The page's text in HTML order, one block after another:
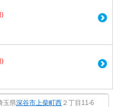
)
)
玉県深谷市 上柴町西 ２丁目11-6